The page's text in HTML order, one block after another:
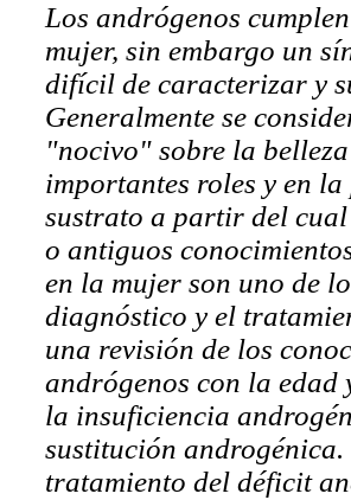
Los andrógenos
mujer, sin embargo un
difícil de caracterizar y
Generalmente se
"nocivo" sobre la
importantes roles y en
sustrato a partir del cual
o antiguos
en la mujer son uno de
diagnóstico y el
una revisión de los
andrógenos con la edad
la insuficiencia
sustitución
tratamiento del déficit